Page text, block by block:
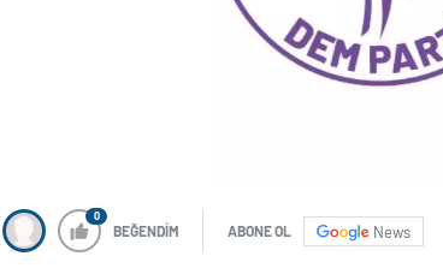
0
BEĞENDİM ABONE OL News